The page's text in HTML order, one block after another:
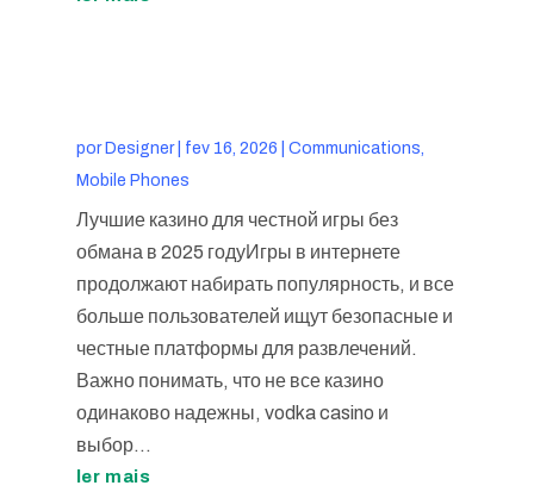
por Designer| fev 16, 2026
Communications,
Mobile Phones
Лучшие казино для честной игры без
обмана в 2025 годуИгры в интернете
продолжают набирать популярность, и все
больше пользователей ищут безопасные и
честные платформы для развлечений.
Важно понимать, что не все казино
одинаково надежны, vodka casino и
выбор...
ler mais